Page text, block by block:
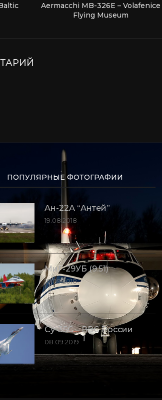
Aermacchi MB-326E – Volafenice
Flying Museum
ПОПУЛЯРНЫЕ ФОТОГРАФИИ
Ан-22А “Антей”
19.08.2018
МиГ-29УБ (9.51)
10.09.2018
Су-35С – ВВС России
08.09.2019